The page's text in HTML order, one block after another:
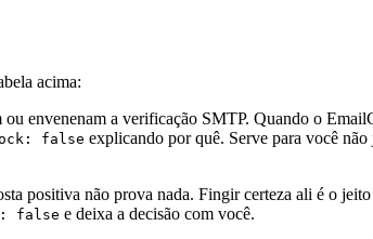
acima:
envenenam a verificação SMTP. Quando o
false explicando por quê. Serve para você
positiva não prova nada. Fingir certeza ali é o
false e deixa a decisão com você.